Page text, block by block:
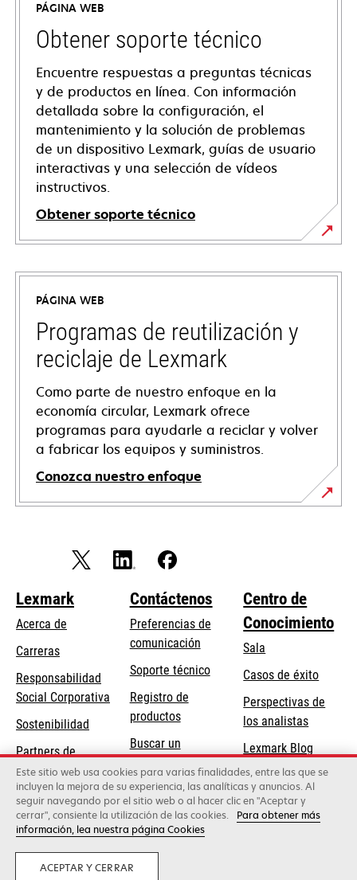
PÁGINA WEB
Obtener soporte técnico
Encuentre respuestas a preguntas técnicas
y de productos en línea. Con información
detallada sobre la configuración, el
mantenimiento y la solución de problemas
de un dispositivo Lexmark, guías de usuario
interactivas y una selección de vídeos
instructivos.
Obtener soporte técnico
se
abre
una
pestaña
nueva
PÁGINA WEB
Programas de reutilización y
reciclaje de Lexmark
Como parte de nuestro enfoque en la
economía circular, Lexmark ofrece
programas para ayudarle a reciclar y volver
a fabricar los equipos y suministros.
Conozca nuestro enfoque
Lexmark
Acerca de
Carreras
Responsabilidad
Social Corporativa
abre
una
pestaña
nueva
Sostenibilidad
Partners de
Lexmark
Contáctenos
Preferencias de
comunicación
Soporte técnicose
pestaña
nueva
Registro de
productos
Buscar un
concesionario
Centro de
Conocimiento
Sala
Casos de éxito
Perspectivas de
los analistas
Lexmark Blog
Lexmark International, Inc., una empresa de Xerox
©2026 Todos los derechos reservados.
Privacidad
Este sitio web usa cookies para varias finalidades, entre las que se
incluyen la mejora de su experiencia, las analíticas y anuncios. Al
seguir navegando por el sitio web o al hacer clic en "Aceptar y
cerrar", consiente la utilización de las cookies.
Para obtener más
información, lea nuestra página Cookies
ACEPTAR Y CERRAR